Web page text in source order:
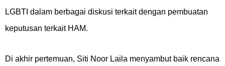
LGBTI dalam berbagai diskusi terkait dengan pembuatan
keputusan terkait HAM.
Di akhir pertemuan, Siti Noor Laila menyambut baik rencana